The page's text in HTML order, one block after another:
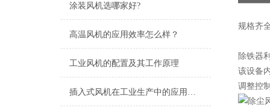
涂装风机选哪家好?
高温风机的应用效率怎么样？
工业风机的配置及其工作原理
插入式风机在工业生产中的应用及优势
规格齐
除铁器
该设备
调整控